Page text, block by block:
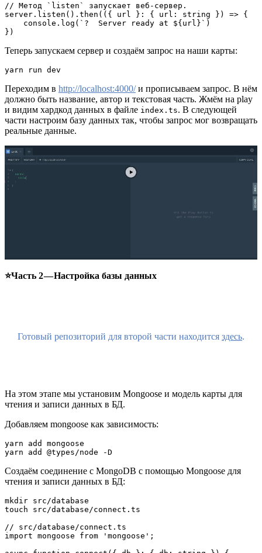
// Метод `listen` запускает веб-сервер.
server.listen().then(({ url }: { url: string }) => {
})
Теперь запускаем сервер и создаём запрос на наши карты:
yarn run dev
Переходим в http://localhost:4000/и прописываем запрос. В нём
должно быть название, автор и текстовая часть. Жмём на play
и видим хардкод данных в файле index.ts. В следующей
части настроим базу данных так, чтобы запрос мог возвращать
реальные данные.
⭐️Часть 2 — Настройка базы данных
Готовый репозиторий для второй части находится здесь.
На этом этапе мы установим Mongoose и модель карты для
чтения и записи данных в БД.
Добавляем mongoose как зависимость:
yarn add mongoose
yarn add @types/node -D
Создаём соединение с MongoDB с помощью Mongoose для
чтения и записи данных в БД:
mkdir src/database
touch src/database/connect.ts
// src/database/connect.ts
import mongoose from 'mongoose';